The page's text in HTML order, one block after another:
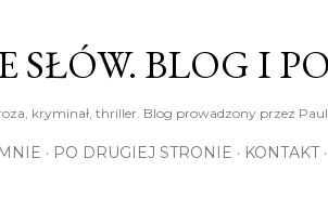
SŁÓW. BLOG I
kryminał, thriller. Blog prowadzony przez
PO DRUGIEJ STRONIE KONTAKT